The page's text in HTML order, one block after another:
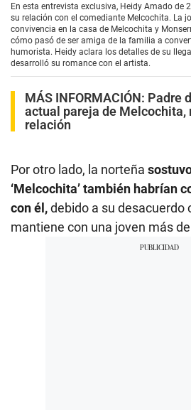
En esta entrevista exclusiva, Heidy Amado de
su relación con el comediante Melcochita. La
convivencia en la casa de Melcochita y
cómo pasó de ser amiga de la familia a
humorista. Heidy aclara los detalles de su
desarrolló su romance con el artista.
MÁS INFORMACIÓN: Padre
actual pareja de Melcochita,
relación
Por otro lado, la norteña
‘Melcochita’ también habrían
con él,debido a su desacuerdo
mantiene con una joven más